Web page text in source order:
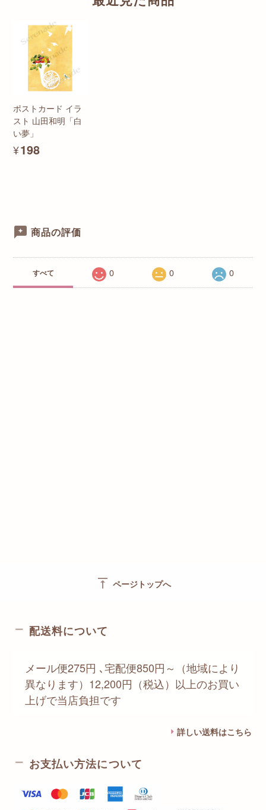
ポストカード イラ
スト 山田和明「白
い夢」
¥198
商品の評価
すべて 0 0 0
vertical_align_top ページトップへ
配送料について
メール便275円 ､宅配便850円～（地域により
異なります）12,200円（税込）以上のお買い
上げで当店負担です
詳しい送料はこちら
お支払い方法について